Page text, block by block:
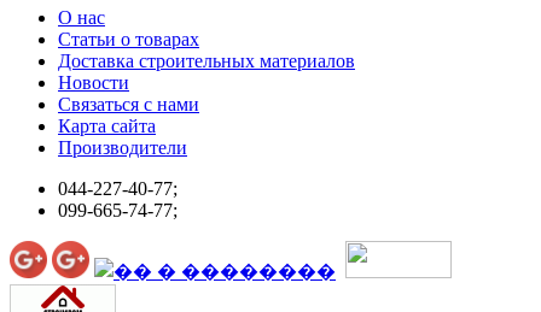
О нас
Статьи о товарах
Доставка строительных материалов
Новости
Связаться с нами
Карта сайта
Производители
044-227-40-77;
099-665-74-77;